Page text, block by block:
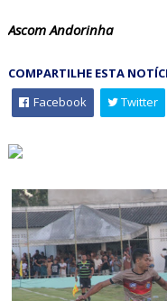
Ascom Andorinha
COMPARTILHE ESTA
Facebook
Twitter